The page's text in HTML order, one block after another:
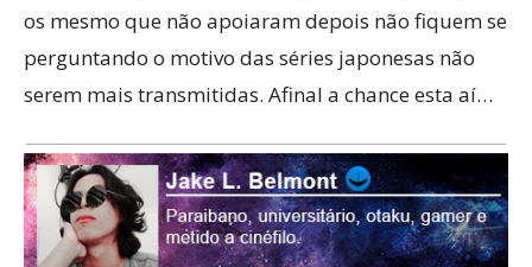
os mesmo que não apoiaram depois não fiquem se
perguntando o motivo das séries japonesas não
serem mais transmitidas. Afinal a chance esta aí…